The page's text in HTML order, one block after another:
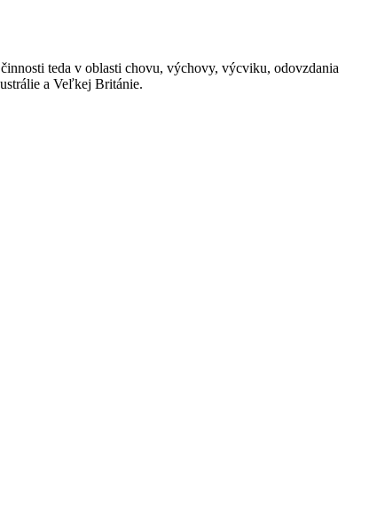
teda v oblasti chovu, výchovy, výcviku, odovzdania
a Veľkej Británie.